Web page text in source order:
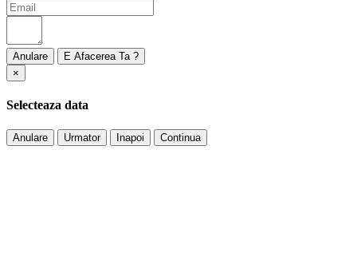
Anulare
×
Selecteaza data
Anulare